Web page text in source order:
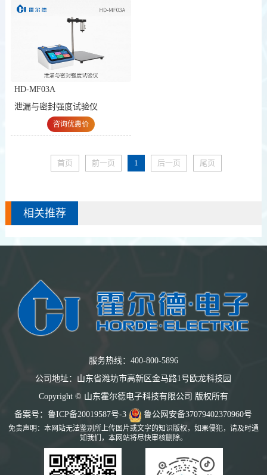
泄漏与密封强度试验仪
HD-MF03A
泄漏与密封强度试验仪
咨询优惠价
首页 前一页 1 后一页 尾页
相关推荐
服务热线：400-800-5896
公司地址：山东省潍坊市高新区金马路1号欧龙科技园
Copyright © 山东霍尔德电子科技有限公司 版权所有
备案号：鲁ICP备20019587号-3 鲁公网安备37079402370960号
免责声明：本网站无法鉴别所上传图片或文字的知识版权，如果侵犯，请及时通
知我们，本网站将尽快审核删除。